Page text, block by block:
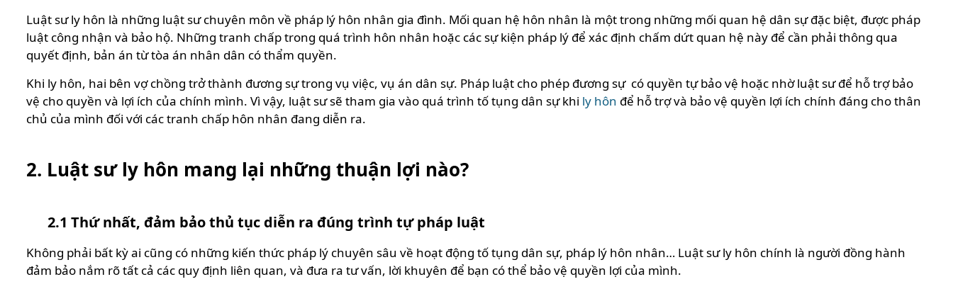
Luật sư ly hôn là những luật sư chuyên môn về pháp lý hôn nhân gia đình. Mối quan hệ hôn nhân là một trong những mối quan hệ dân sự đặc biệt, được pháp
luật công nhận và bảo hộ. Những tranh chấp trong quá trình hôn nhân hoặc các sự kiện pháp lý để xác định chấm dứt quan hệ này để cần phải thông qua
quyết định, bản án từ tòa án nhân dân có thẩm quyền.
Khi ly hôn, hai bên vợ chồng trở thành đương sự trong vụ việc, vụ án dân sự. Pháp luật cho phép đương sự có quyền tự bảo vệ hoặc nhờ luật sư để hỗ trợ bảo
vệ cho quyền và lợi ích của chính mình. Vì vậy, luật sư sẽ tham gia vào quá trình tố tụng dân sự khi ly hôn để hỗ trợ và bảo vệ quyền lợi ích chính đáng cho thân
chủ của mình đối với các tranh chấp hôn nhân đang diễn ra.
2. Luật sư ly hôn mang lại những thuận lợi nào?
2.1 Thứ nhất, đảm bảo thủ tục diễn ra đúng trình tự pháp luật
Không phải bất kỳ ai cũng có những kiến thức pháp lý chuyên sâu về hoạt động tố tụng dân sự, pháp lý hôn nhân… Luật sư ly hôn chính là người đồng hành
đảm bảo nắm rõ tất cả các quy định liên quan, và đưa ra tư vấn, lời khuyên để bạn có thể bảo vệ quyền lợi của mình.